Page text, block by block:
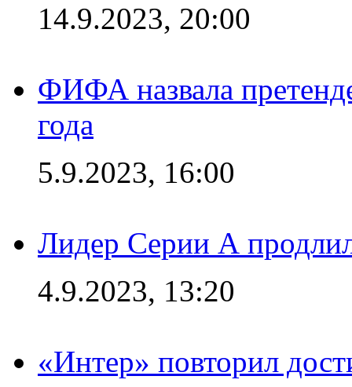
14.9.2023, 20:00
ФИФА назвала
года
5.9.2023, 16:00
Лидер Серии А
4.9.2023, 13:20
«Интер» повторил